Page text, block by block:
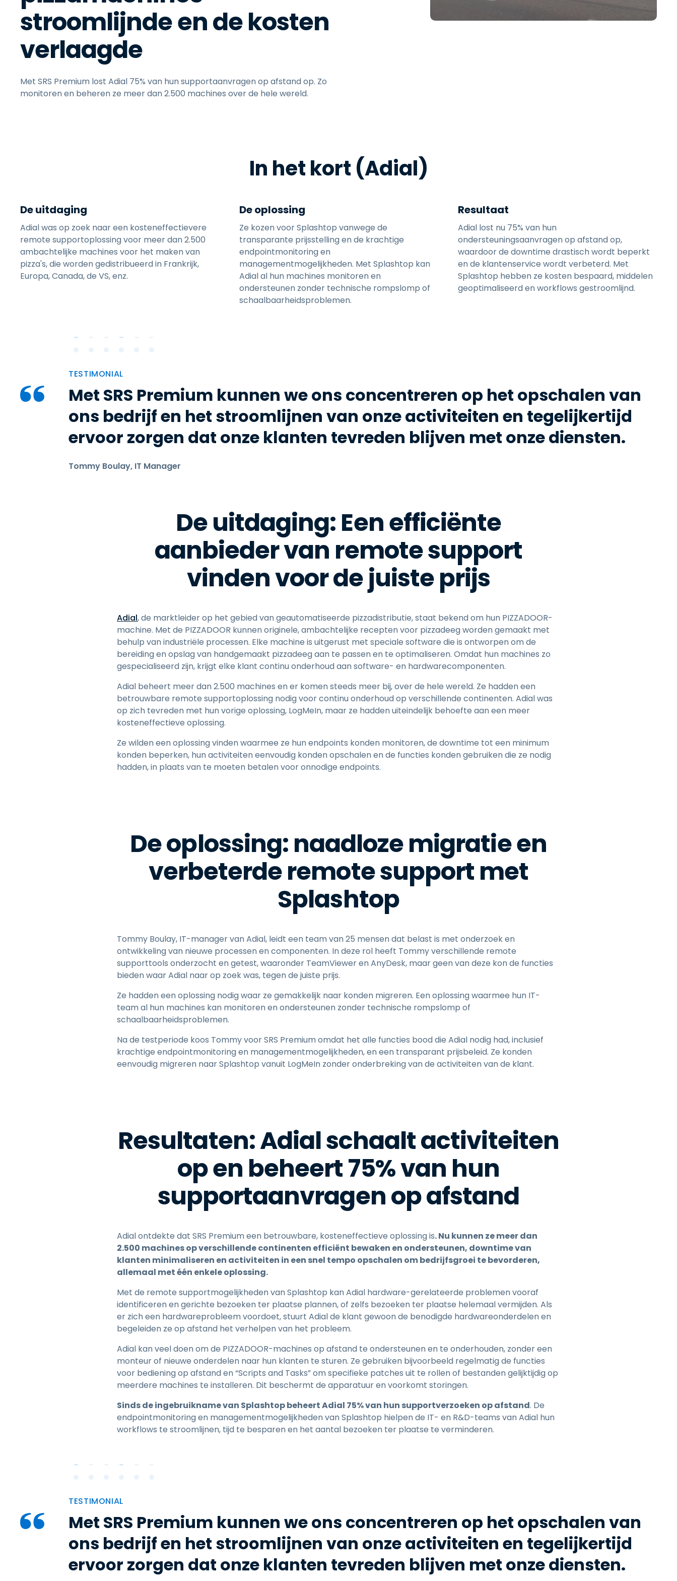
Remote access via
RDP/SSH/VNC
Labo's
Endpoint-beveiliging
한국어
stroomlijnde en de kosten
verlaagde
Met SRS Premium lost Adial 75% van hun supportaanvragen op afstand op. Zo
monitoren en beheren ze meer dan 2.500 machines over de hele wereld.
In het kort (Adial)
De uitdaging
Adial was op zoek naar een kosteneffectievere
remote supportoplossing voor meer dan 2.500
ambachtelijke machines voor het maken van
pizza's, die worden gedistribueerd in Frankrijk,
Europa, Canada, de VS, enz.
De oplossing
Ze kozen voor Splashtop vanwege de
transparante prijsstelling en de krachtige
endpointmonitoring en
managementmogelijkheden. Met Splashtop kan
Adial al hun machines monitoren en
ondersteunen zonder technische rompslomp of
schaalbaarheidsproblemen.
Resultaat
Adial lost nu 75% van hun
ondersteuningsaanvragen op afstand op,
waardoor de downtime drastisch wordt beperkt
en de klantenservice wordt verbeterd. Met
Splashtop hebben ze kosten bespaard, middelen
geoptimaliseerd en workflows gestroomlijnd.
TESTIMONIAL
Met SRS Premium kunnen we ons concentreren op het opschalen van
ons bedrijf en het stroomlijnen van onze activiteiten en tegelijkertijd
ervoor zorgen dat onze klanten tevreden blijven met onze diensten.
Tommy Boulay, IT Manager
De uitdaging: Een efficiënte
aanbieder van remote support
vinden voor de juiste prijs
Adial, de marktleider op het gebied van geautomatiseerde pizzadistributie, staat bekend om hun PIZZADOOR-
machine. Met de PIZZADOOR kunnen originele, ambachtelijke recepten voor pizzadeeg worden gemaakt met
behulp van industriële processen. Elke machine is uitgerust met speciale software die is ontworpen om de
bereiding en opslag van handgemaakt pizzadeeg aan te passen en te optimaliseren. Omdat hun machines zo
gespecialiseerd zijn, krijgt elke klant continu onderhoud aan software- en hardwarecomponenten.
Adial beheert meer dan 2.500 machines en er komen steeds meer bij, over de hele wereld. Ze hadden een
betrouwbare remote supportoplossing nodig voor continu onderhoud op verschillende continenten. Adial was
op zich tevreden met hun vorige oplossing, LogMeIn, maar ze hadden uiteindelijk behoefte aan een meer
kosteneffectieve oplossing.
Ze wilden een oplossing vinden waarmee ze hun endpoints konden monitoren, de downtime tot een minimum
konden beperken, hun activiteiten eenvoudig konden opschalen en de functies konden gebruiken die ze nodig
hadden, in plaats van te moeten betalen voor onnodige endpoints.
De oplossing: naadloze migratie en
verbeterde remote support met
Splashtop
Tommy Boulay, IT-manager van Adial, leidt een team van 25 mensen dat belast is met onderzoek en
ontwikkeling van nieuwe processen en componenten. In deze rol heeft Tommy verschillende remote
supporttools onderzocht en getest, waaronder TeamViewer en AnyDesk, maar geen van deze kon de functies
bieden waar Adial naar op zoek was, tegen de juiste prijs.
Ze hadden een oplossing nodig waar ze gemakkelijk naar konden migreren. Een oplossing waarmee hun IT-
team al hun machines kan monitoren en ondersteunen zonder technische rompslomp of
schaalbaarheidsproblemen.
Na de testperiode koos Tommy voor SRS Premium omdat het alle functies bood die Adial nodig had, inclusief
krachtige endpointmonitoring en managementmogelijkheden, en een transparant prijsbeleid. Ze konden
eenvoudig migreren naar Splashtop vanuit LogMeIn zonder onderbreking van de activiteiten van de klant.
Resultaten: Adial schaalt activiteiten
op en beheert 75% van hun
supportaanvragen op afstand
Adial ontdekte dat SRS Premium een betrouwbare, kosteneffectieve oplossing is. Nu kunnen ze meer dan
2.500 machines op verschillende continenten efficiënt bewaken en ondersteunen, downtime van
klanten minimaliseren en activiteiten in een snel tempo opschalen om bedrijfsgroei te bevorderen,
allemaal met één enkele oplossing.
Met de remote supportmogelijkheden van Splashtop kan Adial hardware-gerelateerde problemen vooraf
identificeren en gerichte bezoeken ter plaatse plannen, of zelfs bezoeken ter plaatse helemaal vermijden. Als
er zich een hardwareprobleem voordoet, stuurt Adial de klant gewoon de benodigde hardwareonderdelen en
begeleiden ze op afstand het verhelpen van het probleem.
Adial kan veel doen om de PIZZADOOR-machines op afstand te ondersteunen en te onderhouden, zonder een
monteur of nieuwe onderdelen naar hun klanten te sturen. Ze gebruiken bijvoorbeeld regelmatig de functies
voor bediening op afstand en “Scripts and Tasks” om specifieke patches uit te rollen of bestanden gelijktijdig op
meerdere machines te installeren. Dit beschermt de apparatuur en voorkomt storingen.
Sinds de ingebruikname van Splashtop beheert Adial 75% van hun supportverzoeken op afstand. De
endpointmonitoring en managementmogelijkheden van Splashtop hielpen de IT- en R&D-teams van Adial hun
workflows te stroomlijnen, tijd te besparen en het aantal bezoeken ter plaatse te verminderen.
TESTIMONIAL
Met SRS Premium kunnen we ons concentreren op het opschalen van
ons bedrijf en het stroomlijnen van onze activiteiten en tegelijkertijd
ervoor zorgen dat onze klanten tevreden blijven met onze diensten.